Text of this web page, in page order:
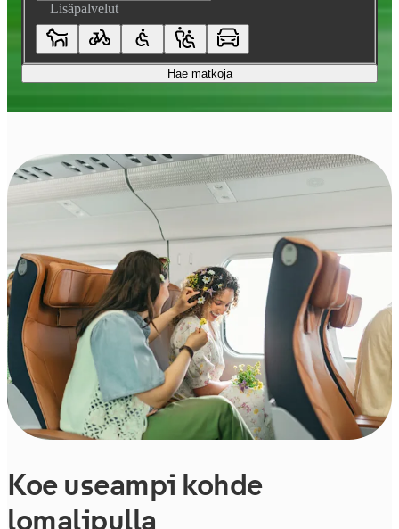
Lisäpalvelut
Hae matkoja
Koe useampi kohde
lomalipulla